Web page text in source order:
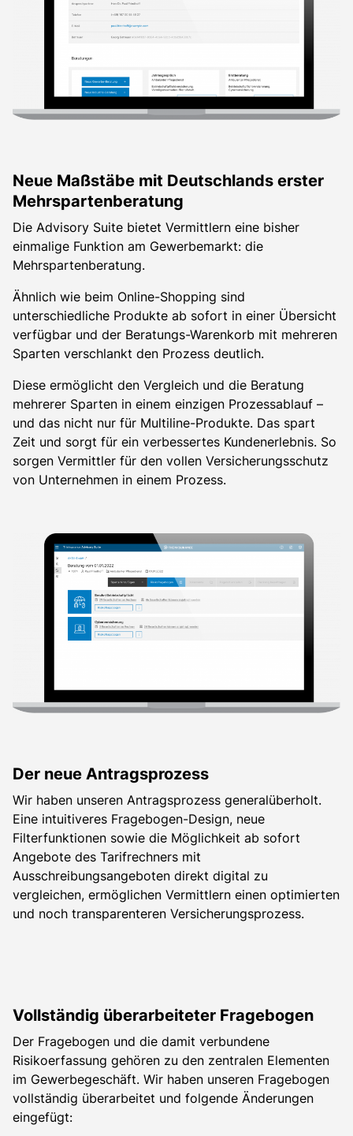
Neue Maßstäbe mit Deutschlands erster
Mehrspartenberatung
Die Advisory Suite bietet Vermittlern eine bisher
einmalige Funktion am Gewerbemarkt: die
Mehrspartenberatung.
Ähnlich wie beim Online-Shopping sind
unterschiedliche Produkte ab sofort in einer Übersicht
verfügbar und der Beratungs-Warenkorb mit mehreren
Sparten verschlankt den Prozess deutlich.
Diese ermöglicht den Vergleich und die Beratung
mehrerer Sparten in einem einzigen Prozessablauf –
und das nicht nur für Multiline-Produkte. Das spart
Zeit und sorgt für ein verbessertes Kundenerlebnis. So
sorgen Vermittler für den vollen Versicherungsschutz
von Unternehmen in einem Prozess.
Der neue Antragsprozess
Wir haben unseren Antragsprozess generalüberholt.
Eine intuitiveres Fragebogen-Design, neue
Filterfunktionen sowie die Möglichkeit ab sofort
Angebote des Tarifrechners mit
Ausschreibungsangeboten direkt digital zu
vergleichen, ermöglichen Vermittlern einen optimierten
und noch transparenteren Versicherungsprozess.
Vollständig überarbeiteter Fragebogen
Der Fragebogen und die damit verbundene
Risikoerfassung gehören zu den zentralen Elementen
im Gewerbegeschäft. Wir haben unseren Fragebogen
vollständig überarbeitet und folgende Änderungen
eingefügt: